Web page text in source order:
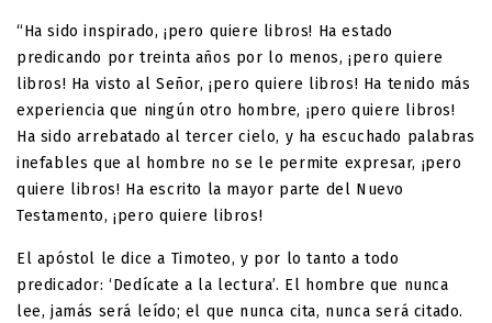
“Ha sido inspirado, ¡pero quiere libros! Ha estado
predicando por treinta años por lo menos, ¡pero quiere
libros! Ha visto al Señor, ¡pero quiere libros! Ha tenido más
experiencia que ningún otro hombre, ¡pero quiere libros!
Ha sido arrebatado al tercer cielo, y ha escuchado palabras
inefables que al hombre no se le permite expresar, ¡pero
quiere libros! Ha escrito la mayor parte del Nuevo
Testamento, ¡pero quiere libros!
El apóstol le dice a Timoteo, y por lo tanto a todo
predicador: ‘Dedícate a la lectura’. El hombre que nunca
lee, jamás será leído; el que nunca cita, nunca será citado.